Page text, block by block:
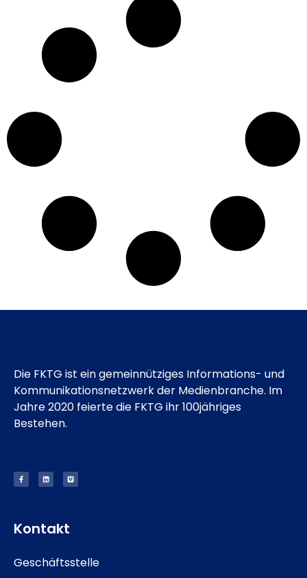
Die FKTG ist ein gemeinnütziges Informations- und
Kommunikationsnetzwerk der Medienbranche. Im
Jahre 2020 feierte die FKTG ihr 100jähriges
Bestehen.
Kontakt
Geschäftsstelle